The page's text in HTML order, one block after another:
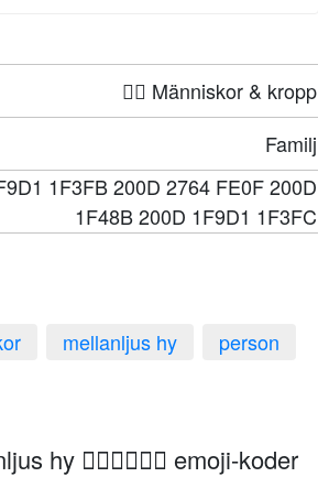
🤦‍♀️ Människor & kropp
Familj
1F3FB 200D 2764 FE0F 200D
1F48B 200D 1F9D1 1F3FC
mellanljus hy
person
hy 🧑🏻‍❤️‍💋‍🧑🏼 emoji-koder